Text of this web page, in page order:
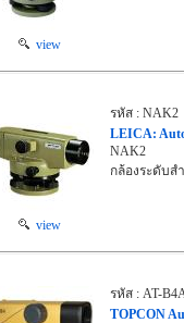
view
view
รหัส : NAK2
LEICA:
NAK2
กล้องระดับ
รหัส : AT-
TOPCON